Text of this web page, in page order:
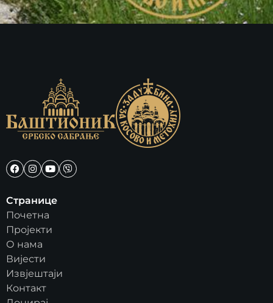
Странице
Почетна
Пројекти
О нама
Вијести
Извјештаји
Контакт